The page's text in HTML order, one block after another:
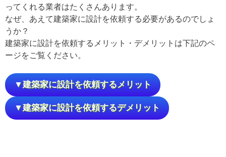
ってくれる業者はたくさんあります。
なぜ、あえて建築家に設計を依頼する必要があるのでしょ
うか？
建築家に設計を依頼するメリット・デメリットは下記のペ
ージをご覧ください。
▼建築家に設計を依頼するメリット
▼建築家に設計を依頼するデメリット